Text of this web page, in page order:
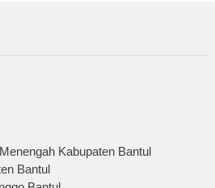
Kabupaten Bantul
Bantul